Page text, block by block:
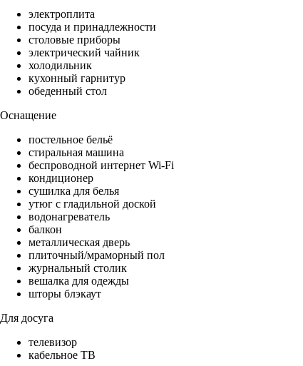
электроплита
посуда и принадлежности
столовые приборы
электрический чайник
холодильник
кухонный гарнитур
обеденный стол
Оснащение
постельное бельё
стиральная машина
беспроводной интернет Wi-Fi
кондиционер
сушилка для белья
утюг с гладильной доской
водонагреватель
балкон
металлическая дверь
плиточный/мраморный пол
журнальный столик
вешалка для одежды
шторы блэкаут
Для досуга
телевизор
кабельное ТВ